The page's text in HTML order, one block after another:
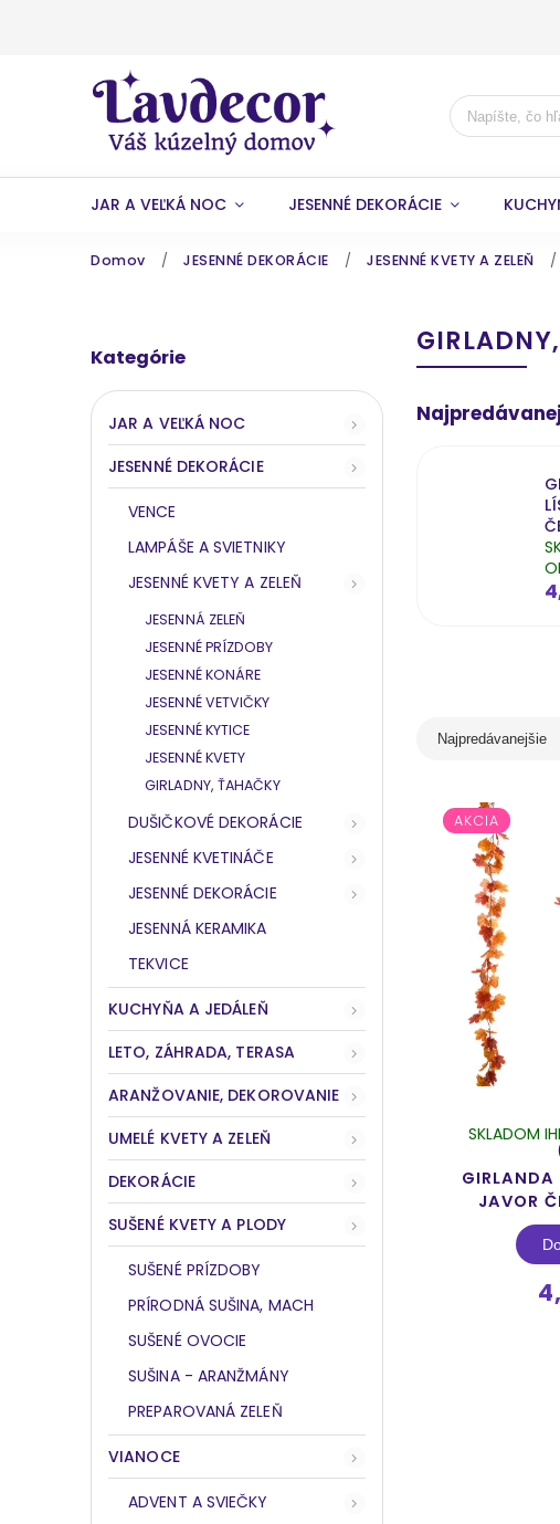
JAR A VEĽKÁ NOC JESENNÉ DEKORÁCIE
Domov / JESENNÉ DEKORÁCIE / JESENNÉ KVETY A ZELEŇ /
Kategórie
JAR A VEĽKÁ NOC
JESENNÉ DEKORÁCIE
VENCE
LAMPÁŠE A SVIETNIKY
JESENNÉ KVETY A ZELEŇ
JESENNÁ ZELEŇ
JESENNÉ PRÍZDOBY
JESENNÉ KONÁRE
JESENNÉ VETVIČKY
JESENNÉ KYTICE
JESENNÉ KVETY
GIRLADNY, ŤAHAČKY
DUŠIČKOVÉ DEKORÁCIE
JESENNÉ KVETINÁČE
JESENNÉ DEKORÁCIE
JESENNÁ KERAMIKA
TEKVICE
KUCHYŇA A JEDÁLEŇ
LETO, ZÁHRADA, TERASA
ARANŽOVANIE, DEKOROVANIE
UMELÉ KVETY A ZELEŇ
DEKORÁCIE
SUŠENÉ KVETY A PLODY
SUŠENÉ PRÍZDOBY
PRÍRODNÁ SUŠINA, MACH
SUŠENÉ OVOCIE
SUŠINA - ARANŽMÁNY
PREPAROVANÁ ZELEŇ
VIANOCE
ADVENT A SVIEČKY
Najpredávanejšie
AKCIA
GIRLANDA
JAVOR
SKLADOM